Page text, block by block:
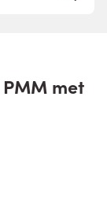
met